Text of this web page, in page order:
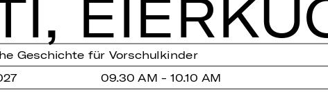
Geschichte für Vorschulkinder
09.30 AM - 10.10 AM